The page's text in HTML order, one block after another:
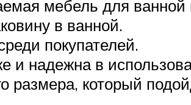
мебель для ванной
в ванной.
покупателей.
и надежна в
размера, который